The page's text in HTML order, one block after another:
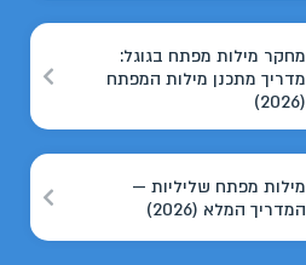
מחקר מילות מפתח בגוגל:
מדריך מתכנן מילות המפתח
(2026)
מילות מפתח שליליות —
המדריך המלא (2026)